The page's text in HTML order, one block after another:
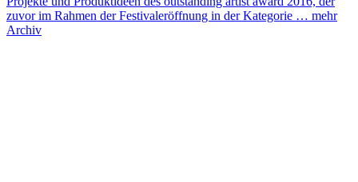
zuvor im Rahmen der Festivaleröffnung in der Kategorie … mehr
Archiv